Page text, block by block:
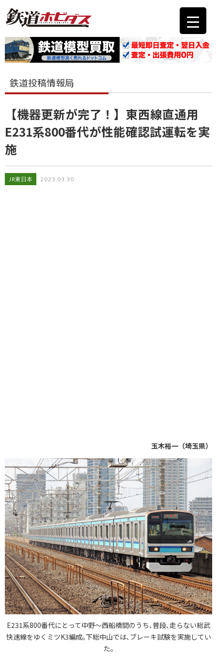
鉄道投稿情報局
【機器更新が完了！】東西線直通用
E231系800番代が性能確認試運転を実
施
JR東日本 2023.03.30
玉木裕一（埼玉県）
E231系800番代にとって中野～西船橋間のうち､普段､走らない総武
快速線をゆくミツK3編成｡下総中山では､ブレーキ試験を実施してい
た｡